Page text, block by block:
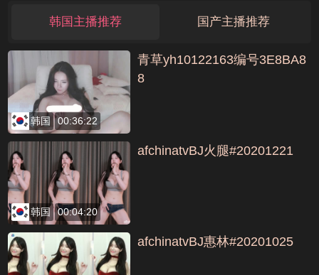
韩国主播推荐 国产主播推荐
韩国 00:36:22
青草yh10122163编号3E8BA8
8
韩国 00:04:20
afchinatvBJ火腿#20201221
afchinatvBJ惠林#20201025